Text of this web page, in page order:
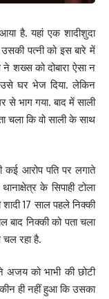
है. यहां एक शादीशुदा
पत्नी को इस बारे में
शख्स को दोबारा ऐसा न
घर भेज दिया. लेकिन
भाग गया. बाद में साली
चला कि वो साली के साथ
कई आरोप पति पर लगाते
के सिपाही टोला
17 साल पहले निक्की
बाद निक्की को पता चला
रहा है.
अजय को भाभी की छोटी
ही नहीं हुआ कि उसका